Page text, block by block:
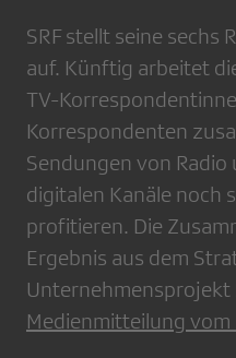
SRF stellt seine sechs
auf. Künftig arbeitet
TV-
Korrespondenten
Sendungen von Radio
digitalen Kanäle noch
profitieren. Die
Ergebnis aus dem
Unternehmensprojekt
Medienmitteilung